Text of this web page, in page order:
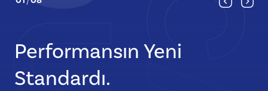
Performansın Yeni
Standardı.